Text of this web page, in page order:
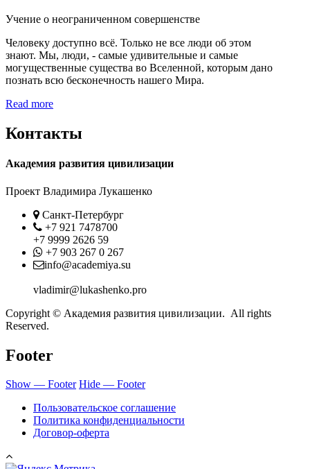
Учение о неограниченном совершенстве
Человеку доступно всё. Только не все люди об этом
знают. Мы, люди, - самые удивительные и самые
могущественные существа во Вселенной, которым дано
познать всю бесконечность нашего Мира.
Read more
Контакты
Академия развития цивилизации
Проект Владимира Лукашенко
Location
Санкт-Петербург
Phone
+7 921 7478700
+7 9999 2626 59
Whatsapp
+7 903 267 0 267
Contact
info@academiya.su
vladimir@lukashenko.pro
Copyright © Академия развития цивилизации. All rights
Reserved.
Footer
Show — Footer Hide — Footer
Пользовательское соглашение
Политика конфиденциальности
Договор-оферта